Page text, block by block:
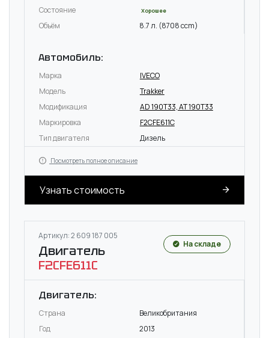
Состояние
Хорошее
Объём 8.7 л. (8708 ccm)
Автомобиль:
Марка
IVECO
Модель
Trakker
Модификация
AD 190T33, AT 190T33
Маркировка
F2CFE611C
Тип двигателя
Дизель
Посмотреть полное описание
Узнать стоимость
Артикул: 2 609 187 005
Двигатель
F2CFE611C
На складе
Двигатель:
Страна
Великобритания
Год
2013